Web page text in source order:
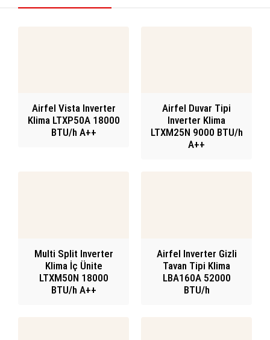
Airfel Vista Inverter
Klima LTXP50A 18000
BTU/h A++
Airfel Duvar Tipi
Inverter Klima
LTXM25N 9000 BTU/h
A++
Multi Split Inverter
Klima İç Ünite
LTXM50N 18000
BTU/h A++
Airfel Inverter Gizli
Tavan Tipi Klima
LBA160A 52000
BTU/h